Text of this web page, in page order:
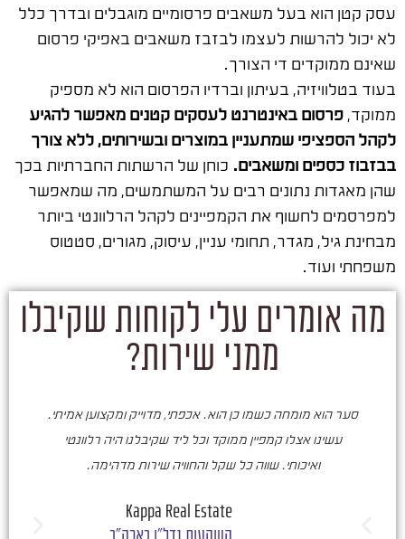
עסק קטן הוא בעל משאבים פרסומיים מוגבלים ובדרך כלל
לא יכול להרשות לעצמו לבזבז משאבים באפיקי פרסום
שאינם ממוקדים די הצורך.
בעוד בטלוויזיה, בעיתון וברדיו הפרסום הוא לא מספיק
ממוקד,פרסום באינטרנט לעסקים קטנים מאפשר להגיע
לקהל הספציפי שמתעניין במוצרים ובשירותים, ללא צורך
בבזבוז כספים ומשאבים. כוחן של הרשתות החברתיות בכך
שהן מאגדות נתונים רבים על המשתמשים, מה שמאפשר
למפרסמים לחשוף את הקמפיינים לקהל הרלוונטי ביותר
מבחינת גיל, מגדר, תחומי עניין, עיסוק, מגורים, סטטוס
משפחתי ועוד.
מה אומרים עלי לקוחות שקיבלו
ממני שירות?
סער הוא מומחה כשמו כן הוא. אכפתי, מדוייק ומקצוען אמיתי.
עשינו אצלו קמפיין ממוקד וכל ליד שקיבלנו היה רלוונטי
ואיכותי. שווה כל שקל והחוויה שירות מדהימה.
Kappa Real Estate